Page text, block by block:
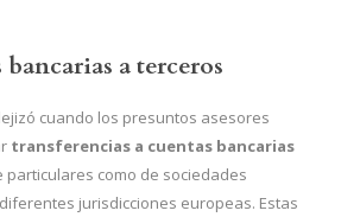
a terceros
cuando los presuntos asesores
transferencias a cuentas bancarias
particulares como de sociedades
jurisdicciones europeas. Estas